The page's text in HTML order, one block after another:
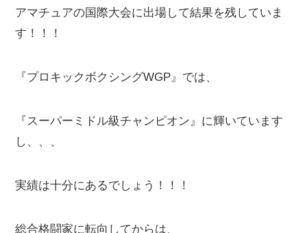
アマチュアの国際大会に出場して結果を残していま
す！！！
『プロキックボクシングWGP』では、
『スーパーミドル級チャンピオン』に輝いています
し、、、
実績は十分にあるでしょう！！！
総合格闘家に転向してからは、